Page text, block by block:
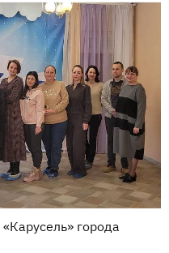
города